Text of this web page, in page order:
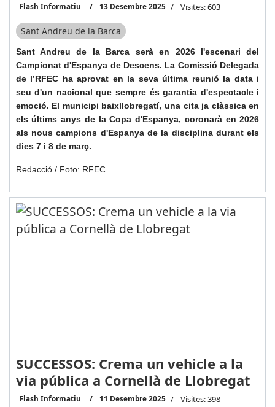
Flash Informatiu 13 Desembre 2025 Visites: 603
Sant Andreu de la Barca
Sant Andreu de la Barca serà en 2026 l'escenari del
Campionat d'Espanya de Descens. La Comissió Delegada
de l’RFEC ha aprovat en la seva última reunió la data i
seu d'un nacional que sempre és garantia d'espectacle i
emoció. El municipi baixllobregatí, una cita ja clàssica en
els últims anys de la Copa d'Espanya, coronarà en 2026
als nous campions d'Espanya de la disciplina durant els
dies 7 i 8 de març.
Redacció / Foto: RFEC
SUCCESSOS: Crema un vehicle a la
via pública a Cornellà de Llobregat
Flash Informatiu 11 Desembre 2025 Visites: 398